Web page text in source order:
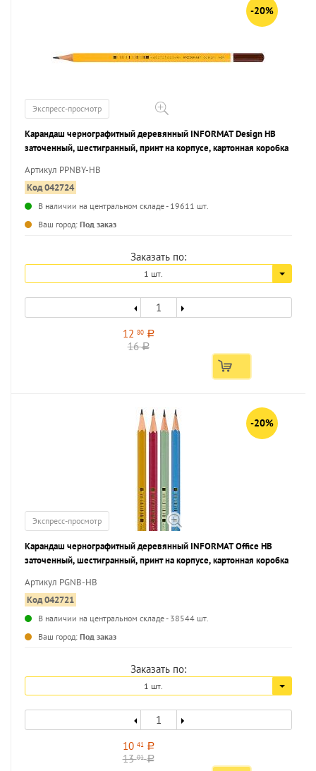
-20%
Экспресс-просмотр
Карандаш чернографитный деревянный INFORMAT Design НВ
заточенный, шестигранный, принт на корпусе, картонная коробка
Артикул PPNBY-HB
Код 042724
В наличии на центральном складе - 19611 шт.
Ваш город: Под заказ
Заказать по:
1 шт.
12 80 a
16a
-20%
Экспресс-просмотр
Карандаш чернографитный деревянный INFORMAT Office НВ
заточенный, шестигранный, принт на корпусе, картонная коробка
Артикул PGNB-HB
Код 042721
В наличии на центральном складе - 38544 шт.
Ваш город: Под заказ
Заказать по:
1 шт.
10 41 a
1301 a